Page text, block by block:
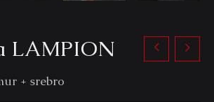
LAMPION
+ srebro